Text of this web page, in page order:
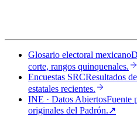
Glosario electoral mexicano
corte, rangos quinquenales.
Encuestas SRCResultados
estatales recientes.
INE · Datos AbiertosFuente
originales del Padrón.↗︎